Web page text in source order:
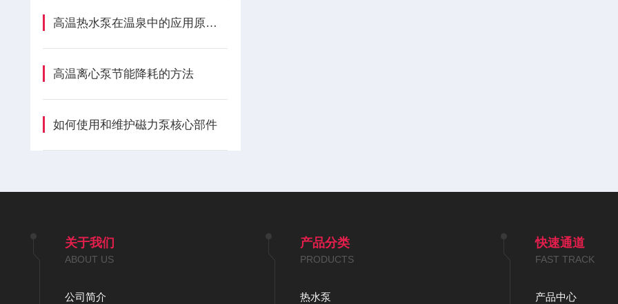
高温热水泵在温泉中的应用原理介绍
高温离心泵节能降耗的方法
如何使用和维护磁力泵核心部件
关于我们
ABOUT US
公司简介
产品分类
PRODUCTS
热水泵
快速通道
FAST TRACK
产品中心